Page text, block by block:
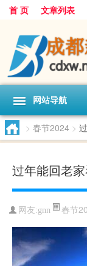
首 页 文章列表
网站导航
> 春节2024 >
过年能回老
网友:gnn 春节